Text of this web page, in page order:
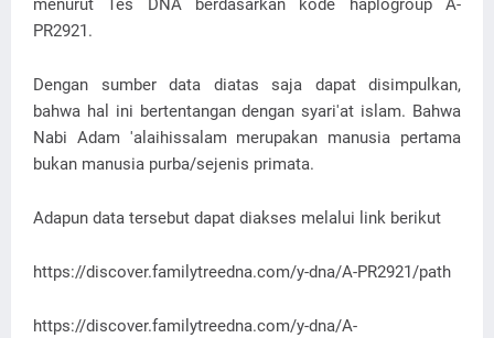
menurut Tes DNA berdasarkan kode haplogroup A-
PR2921.
Dengan sumber data diatas saja dapat disimpulkan,
bahwa hal ini bertentangan dengan syari'at islam. Bahwa
Nabi Adam 'alaihissalam merupakan manusia pertama
bukan manusia purba/sejenis primata.
Adapun data tersebut dapat diakses melalui link berikut
https://discover.familytreedna.com/y-dna/A-PR2921/path
https://discover.familytreedna.com/y-dna/A-